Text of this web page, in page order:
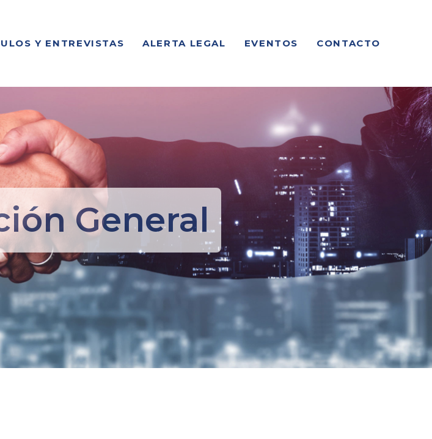
Y ENTREVISTAS ALERTA LEGAL EVENTOS CONTACTO
General